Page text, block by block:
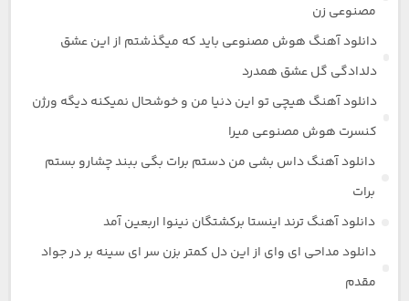
مصنوعی زن
دانلود آهنگ هوش مصنوعی باید که میگذشتم از این عشق
دلدادگی گل عشق همدرد
دانلود آهنگ هیچی تو این دنیا من و خوشحال نمیکنه دیگه ورژن
کنسرت هوش مصنوعی میرا
دانلود آهنگ داس بشی من دستم برات بگی ببند چشارو بستم
برات
دانلود آهنگ ترند اینستا برکشتگان نینوا اربعین آمد
دانلود مداحی ای وای از این دل کمتر بزن سر ای سینه بر در جواد
مقدم